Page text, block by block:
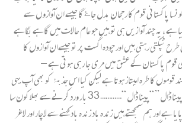
قوم کا رجحان بدل جاۓ گا جیسے ان آوازوں سے
ہے ، یہ چند آوازیں ہی تو ہیں جو عام حالات میں گاہے بگاہے
ٹپکتی رہتی ہیں اور چودہ اگست پر تو جیسےان آوازوں کا
قوم پاکستان کے عشق میں مری جا رہی ہوتی ہے –
کا طرہ امیتاز ہوتا ہے لیکن کیا اس جذبۂ کو بھی آپ یہی
نام دیں گے “پینا ڈال ” “پینا ڈال ” “پینا ڈال “………… 33 بار ورد کرنے سے بھلا کون سا
ہم سمجھتے ہیں زندہ باد زندہ باد کہنے سے لاچار اور لاغر